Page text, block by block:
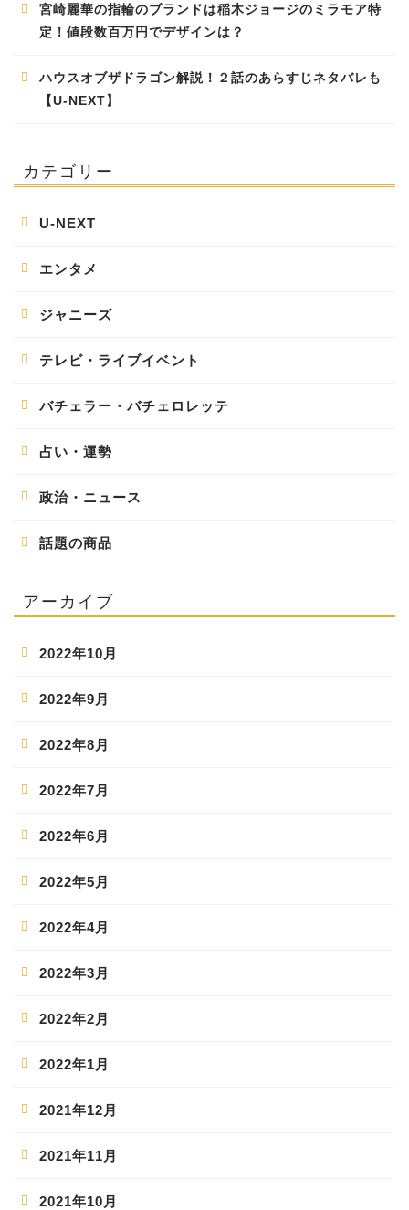
宮崎麗華の指輪のブランドは稲木ジョージのミラモア特
定！値段数百万円でデザインは？
ハウスオブザドラゴン解説！２話のあらすじネタバレも
【U-NEXT】
カテゴリー
U-NEXT
エンタメ
ジャニーズ
テレビ・ライブイベント
バチェラー・バチェロレッテ
占い・運勢
政治・ニュース
話題の商品
アーカイブ
2022年10月
2022年9月
2022年8月
2022年7月
2022年6月
2022年5月
2022年4月
2022年3月
2022年2月
2022年1月
2021年12月
2021年11月
2021年10月